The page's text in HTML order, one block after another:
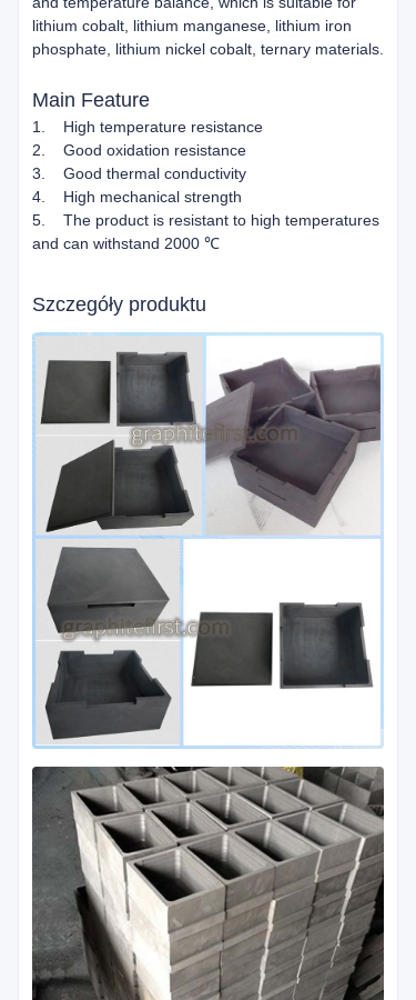
lithium cobalt, lithium manganese, lithium iron
phosphate, lithium nickel cobalt, ternary materials.
Main Feature
1. High temperature resistance
2. Good oxidation resistance
3. Good thermal conductivity
4. High mechanical strength
5. The product is resistant to high temperatures
and can withstand 2000 ℃
Szczegóły produktu